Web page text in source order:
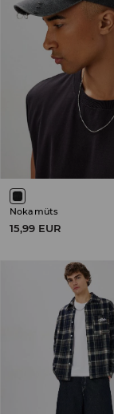
Nokamüts
15,99 EUR